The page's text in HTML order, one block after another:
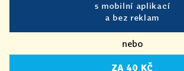
s mobilní aplikací
a bez reklam
nebo
ZA 40 KČ